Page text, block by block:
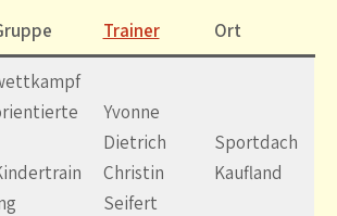
Trainer Ort
Yvonne
Dietrich
Christin
Seifert
Sportdach
Kaufland